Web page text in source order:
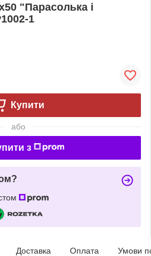
"Парасолька і
1
Купити
або
з
Доставка Оплата Умови